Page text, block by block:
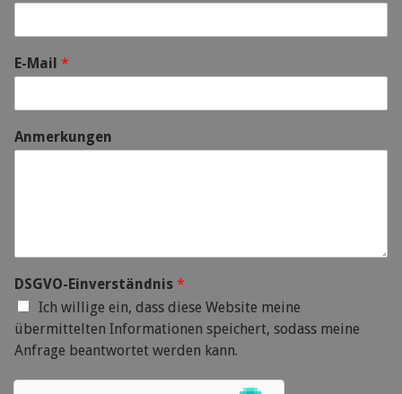
E-Mail *
Anmerkungen
DSGVO-Einverständnis *
Ich willige ein, dass diese Website meine
übermittelten Informationen speichert, sodass meine
Anfrage beantwortet werden kann.